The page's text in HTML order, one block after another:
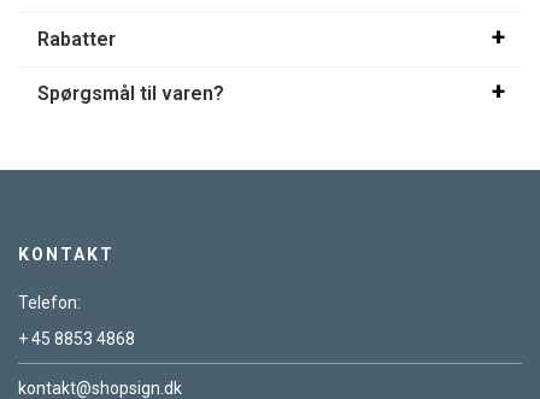
Rabatter
Spørgsmål til varen?
KONTAKT
Telefon:
+ 45 8853 4868
kontakt@shopsign.dk